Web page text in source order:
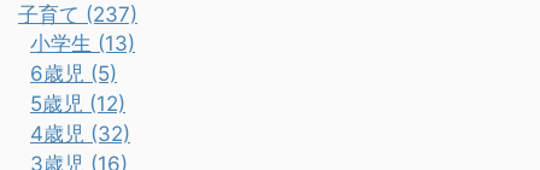
子育て (237)
小学生 (13)
6歳児 (5)
5歳児 (12)
4歳児 (32)
3歳児 (16)